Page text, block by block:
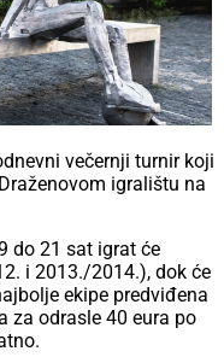
večernji turnir koji
igralištu na
do 21 sat igrat će
i 2013./2014.), dok će
ekipe predviđena
za odrasle 40 eura po